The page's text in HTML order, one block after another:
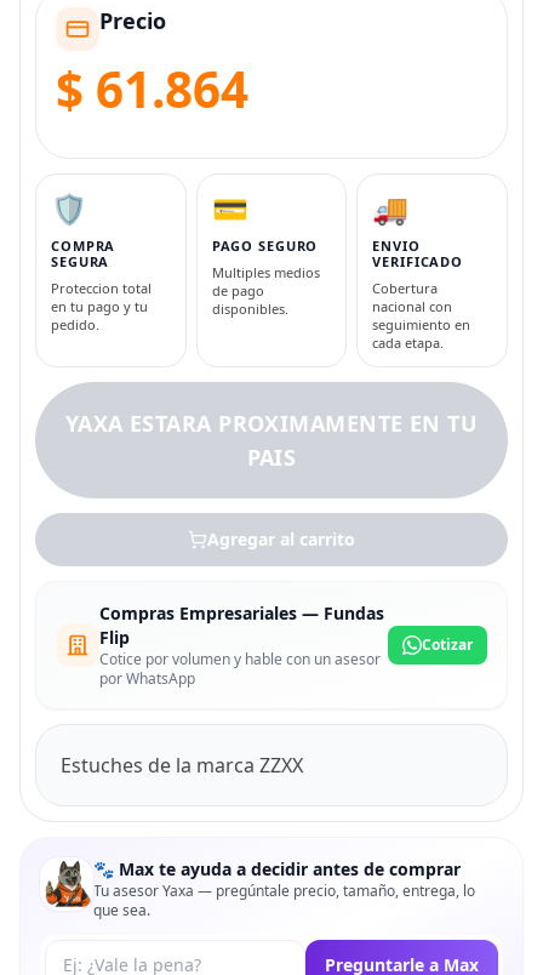
Precio
$ 61.864
🛡️
COMPRA
SEGURA
Proteccion total
en tu pago y tu
pedido.
💳
PAGO SEGURO
Multiples medios
de pago
disponibles.
🚚
ENVIO
VERIFICADO
Cobertura
nacional con
seguimiento en
cada etapa.
YAXA ESTARA PROXIMAMENTE EN TU
PAIS
Agregar al carrito
Compras Empresariales — Fundas
Flip
Cotice por volumen y hable con un asesor
por WhatsApp
Cotizar
Estuches de la marca ZZXX
🐾 Max te ayuda a decidir antes de comprar
Tu asesor Yaxa — pregúntale precio, tamaño, entrega, lo
que sea.
Tu pregunta a Max Preguntarle a Max